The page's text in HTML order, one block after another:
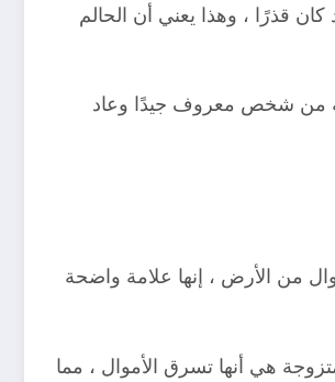
قذرًا ، وهذا يعني أن الحالم
من شخص معروف جيدًا وعاد
من الأرض ، إنها علامة واضحة
هي أنها تسرق الأموال ، مما